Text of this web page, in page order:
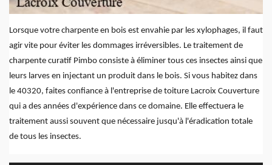
Lorsque votre charpente en bois est envahie par les xylophages, il faut
agir vite pour éviter les dommages irréversibles. Le traitement de
charpente curatif Pimbo consiste à éliminer tous ces insectes ainsi que
leurs larves en injectant un produit dans le bois. Si vous habitez dans
le 40320, faites confiance à l'entreprise de toiture Lacroix Couverture
qui a des années d'expérience dans ce domaine. Elle effectuera le
traitement aussi souvent que nécessaire jusqu'à l'éradication totale
de tous les insectes.